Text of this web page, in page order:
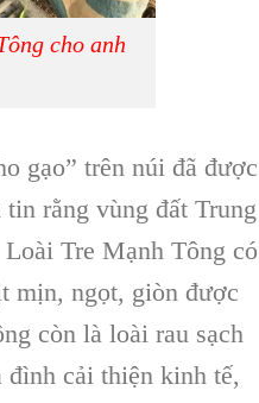
cho anh
gạo” trên núi đã được
rằng vùng đất Trung
Tre Mạnh Tông có
mịn, ngọt, giòn được
còn là loài rau sạch
cải thiện kinh tế,